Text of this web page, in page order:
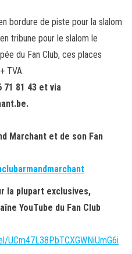
bordure de piste pour la slalom
tribune pour le slalom le
du Fan Club, ces places
TVA.
71 81 43 et via
Marchant et de son Fan
la plupart exclusives,
YouTube du Fan Club